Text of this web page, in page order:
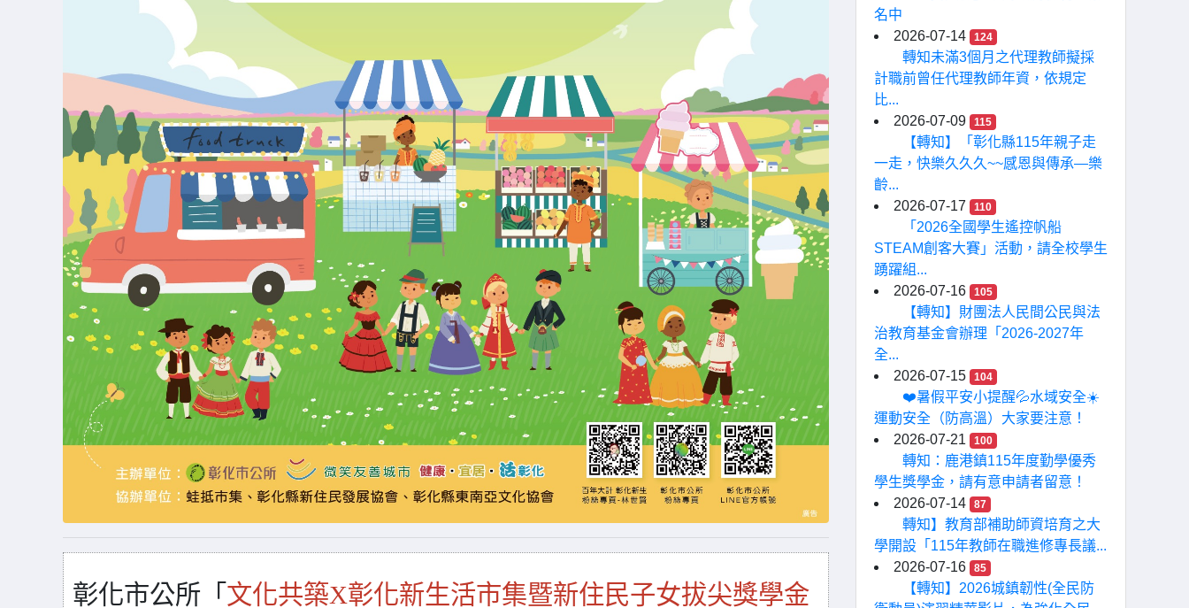
彰化市公所「 文化共築X彰化新生活市集暨新住民子女拔尖獎學金
名中
2026-07-14
124
轉知未滿3個月之代理教師擬採
計職前曾任代理教師年資，依規定
比...
2026-07-09
115
【轉知】「彰化縣115年親子走
一走，快樂久久久~~感恩與傳承—樂
齡...
2026-07-17
110
「2026全國學生遙控帆船
STEAM創客大賽」活動，請全校學生
踴躍組...
2026-07-16
105
【轉知】財團法人民間公民與法
治教育基金會辦理「2026-2027年
全...
2026-07-15
104
❤️暑假平安小提醒💦水域安全☀️
運動安全（防高溫）大家要注意！
2026-07-21
100
轉知：鹿港鎮115年度勤學優秀
學生獎學金，請有意申請者留意！
2026-07-14
87
轉知】教育部補助師資培育之大
學開設「115年教師在職進修專長議...
2026-07-16
85
【轉知】2026城鎮韌性(全民防